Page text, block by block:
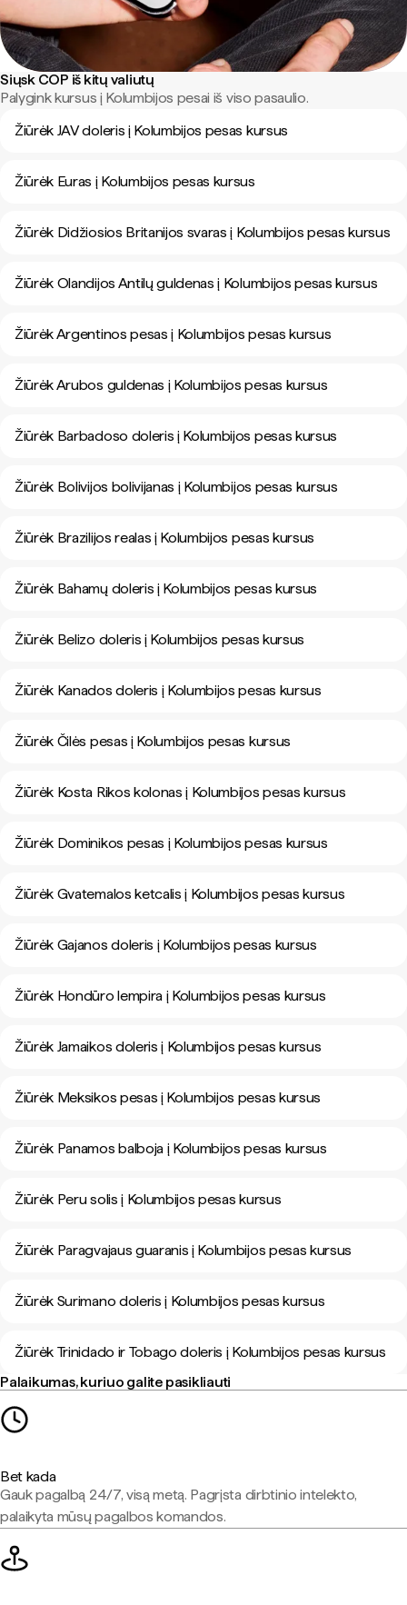
Siųsk COP iš kitų valiutų
Palygink kursus į Kolumbijos pesai iš viso pasaulio.
Žiūrėk JAV doleris į Kolumbijos pesas kursus
Žiūrėk Euras į Kolumbijos pesas kursus
Žiūrėk Didžiosios Britanijos svaras į Kolumbijos pesas kursus
Žiūrėk Olandijos Antilų guldenas į Kolumbijos pesas kursus
Žiūrėk Argentinos pesas į Kolumbijos pesas kursus
Žiūrėk Arubos guldenas į Kolumbijos pesas kursus
Žiūrėk Barbadoso doleris į Kolumbijos pesas kursus
Žiūrėk Bolivijos bolivijanas į Kolumbijos pesas kursus
Žiūrėk Brazilijos realas į Kolumbijos pesas kursus
Žiūrėk Bahamų doleris į Kolumbijos pesas kursus
Žiūrėk Belizo doleris į Kolumbijos pesas kursus
Žiūrėk Kanados doleris į Kolumbijos pesas kursus
Žiūrėk Čilės pesas į Kolumbijos pesas kursus
Žiūrėk Kosta Rikos kolonas į Kolumbijos pesas kursus
Žiūrėk Dominikos pesas į Kolumbijos pesas kursus
Žiūrėk Gvatemalos ketcalis į Kolumbijos pesas kursus
Žiūrėk Gajanos doleris į Kolumbijos pesas kursus
Žiūrėk Hondūro lempira į Kolumbijos pesas kursus
Žiūrėk Jamaikos doleris į Kolumbijos pesas kursus
Žiūrėk Meksikos pesas į Kolumbijos pesas kursus
Žiūrėk Panamos balboja į Kolumbijos pesas kursus
Žiūrėk Peru solis į Kolumbijos pesas kursus
Žiūrėk Paragvajaus guaranis į Kolumbijos pesas kursus
Žiūrėk Surimano doleris į Kolumbijos pesas kursus
Žiūrėk Trinidado ir Tobago doleris į Kolumbijos pesas kursus
Palaikumas, kuriuo galite pasikliauti
Bet kada
Gauk pagalbą 24/7, visą metą. Pagrįsta dirbtinio intelekto,
palaikyta mūsų pagalbos komandos.